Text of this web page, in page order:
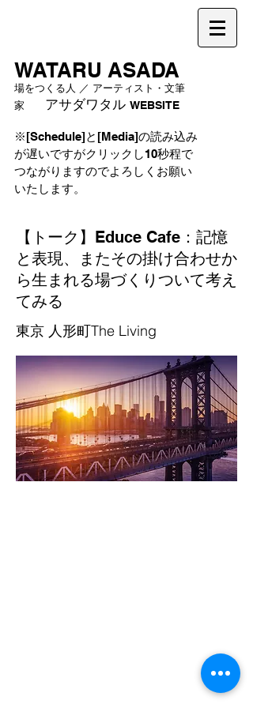
WATARU ASADA
場をつくる人 ／ アーティスト・文筆
家 アサダワタル WEBSITE
※[Schedule]と[Media]の読み込み
が遅いですがクリックし10秒程で
つながりますのでよろしくお願い
いたします。
【トーク】Educe Cafe：記憶
と表現、またその掛け合わせか
ら生まれる場づくりついて考え
てみる
東京 人形町The Living